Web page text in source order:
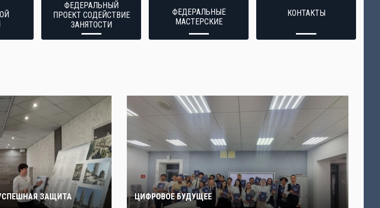
ФЕДЕРАЛЬНЫЙ
ПРОЕКТ СОДЕЙСТВИЕ
ЗАНЯТОСТИ
ФЕДЕРАЛЬНЫЕ
МАСТЕРСКИЕ
КОНТАКТЫ
ЗАЩИТА ЦИФРОВОЕ БУДУЩЕЕ